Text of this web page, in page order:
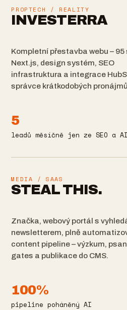
PROPTECH / REALITY
INVESTERRA
Kompletní přestavba webu – 95
Next.js, design systém, SEO
infrastruktura a integrace
správce krátkodobých
5
leadů měsíčně jen ze SEO a AI
MEDIA / SAAS
STEAL THIS.
Značka, webový portál s
newsletterem, plně
content pipeline – výzkum,
gates a publikace do CMS.
100%
pipeline poháněný AI